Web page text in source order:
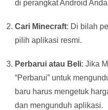
di perangkat Android
Cari Minecraft: Di bilah
pilih aplikasi resmi.
Perbarui atau Beli: Jika
“Perbarui” untuk
baru harus mengetuk
dan mengunduh aplikasi.